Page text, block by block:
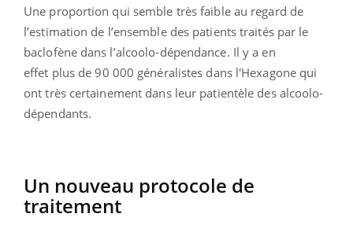
Une proportion qui semble très faible au regard de
l’estimation de l’ensemble des patients traités par le
baclofène dans l’alcoolo-dépendance. Il y a en
effet plus de 90 000 généralistes dans l'Hexagone qui
ont très certainement dans leur patientèle des alcoolo-
dépendants.
Un nouveau protocole de
traitement